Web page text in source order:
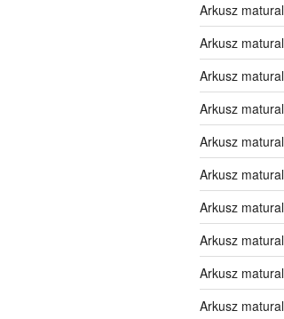
Arkusz
Arkusz
Arkusz
Arkusz
Arkusz
Arkusz
Arkusz
Arkusz
Arkusz
Arkusz